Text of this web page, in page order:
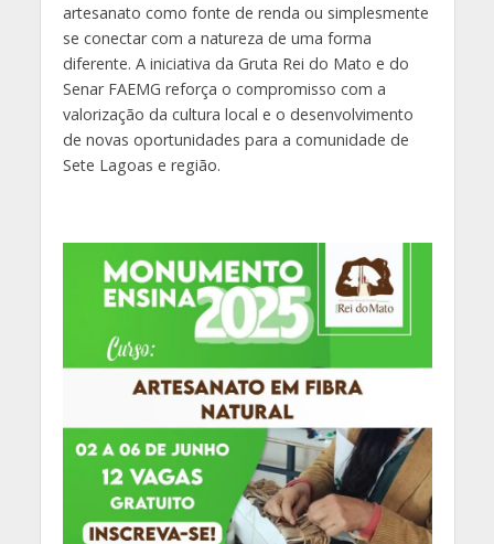
artesanato como fonte de renda ou simplesmente
se conectar com a natureza de uma forma
diferente. A iniciativa da Gruta Rei do Mato e do
Senar FAEMG reforça o compromisso com a
valorização da cultura local e o desenvolvimento
de novas oportunidades para a comunidade de
Sete Lagoas e região.